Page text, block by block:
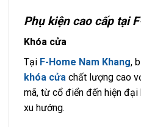
Phụ kiện cao cấp tại
Khóa cửa
Tại F-Home Nam Khang,
khóa cửa chất lượng cao
mã, từ cổ điển đến hiện
xu hướng.